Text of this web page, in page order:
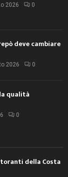
2026 0
deve cambiare
2026 0
qualità
0
della Costa